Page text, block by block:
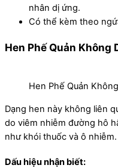
nhân dị ứng.
Có thể kèm theo
Hen Phế Quản Không
Hen Phế Quản
Dạng hen này không liên
do viêm nhiễm đường hô
như khói thuốc và ô nhiễm.
Dấu hiệu nhận biết: